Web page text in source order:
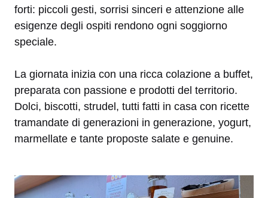
forti: piccoli gesti, sorrisi sinceri e attenzione alle
esigenze degli ospiti rendono ogni soggiorno
speciale.
La giornata inizia con una ricca colazione a buffet,
preparata con passione e prodotti del territorio.
Dolci, biscotti, strudel, tutti fatti in casa con ricette
tramandate di generazioni in generazione, yogurt,
marmellate e tante proposte salate e genuine.